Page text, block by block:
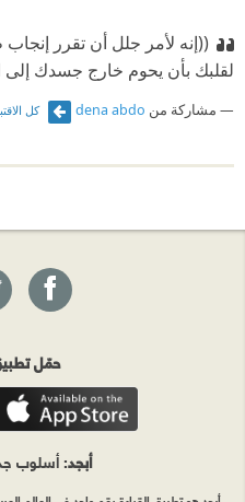
((إنه لأمر جلل أن تقرر
لقلبك بأن يحوم خارج جسدك إلى
مشاركة من dena abdo كل
حمّل
أبجد: أسلوب